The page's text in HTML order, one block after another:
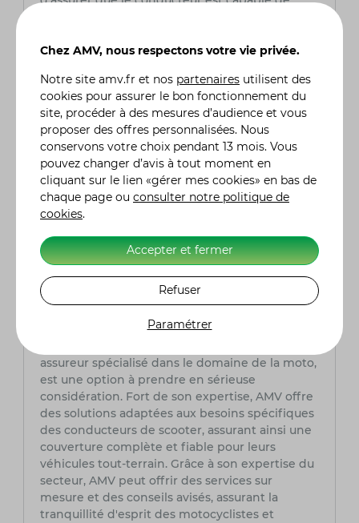
Peut-on conduire une voiture automatique
avec un permis B obtenu sur une voiture
manuelle ?
Oui, le permis B obtenu sur une voiture à boîte
manuelle permet de conduire aussi bien des
véhicules à boîte manuelle que des véhicules à
boîte automatique. Cependant, si vous avez
passé votre permis B sur une voiture à boîte
automatique, vous serez limité à la conduite de
véhicules automatiques, sauf si vous suivez une
formation complémentaire pour la boîte
manuelle.
Quelle assurance scooter choisir ?
est primordial de comparer les tarifs, les
assureur spécialisé dans le domaine de la moto,
est une option à prendre en sérieuse
considération. Fort de son expertise, AMV offre
des solutions adaptées aux besoins spécifiques
des conducteurs de scooter, assurant ainsi une
couverture complète et fiable pour leurs
véhicules tout-terrain. Grâce à son expertise du
secteur, AMV peut offrir des services sur
mesure et des conseils avisés, assurant la
tranquillité d'esprit des motocyclistes et
Chez AMV, nous respectons votre vie privée.
Notre site amv.fr et nos partenaires utilisent des
cookies pour assurer le bon fonctionnement du
site, procéder à des mesures d’audience et vous
proposer des offres personnalisées. Nous
conservons votre choix pendant 13 mois. Vous
pouvez changer d’avis à tout moment en
cliquant sur le lien «gérer mes cookies» en bas de
chaque page ou consulter notre politique de
cookies.
Accepter et fermer
Refuser
Paramétrer